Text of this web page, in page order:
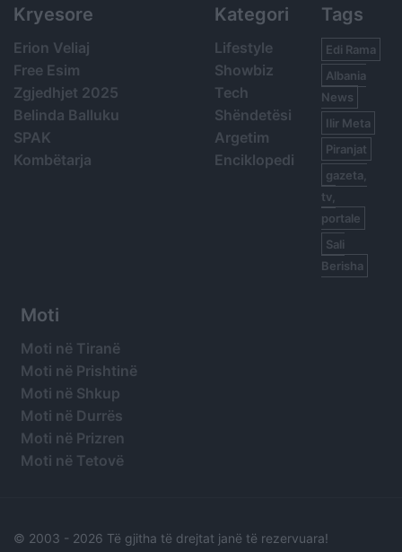
Kryesore
Erion Veliaj
Free Esim
Zgjedhjet 2025
Belinda Balluku
SPAK
Kombëtarja
Kategori
Lifestyle
Showbiz
Tech
Shëndetësi
Argetim
Enciklopedi
Tags
Edi Rama
Albania
News
Ilir Meta
Piranjat
gazeta,
tv,
portale
Sali
Berisha
Moti
Moti në Tiranë
Moti në Prishtinë
Moti në Shkup
Moti në Durrës
Moti në Prizren
Moti në Tetovë
© 2003 - 2026 Të gjitha të drejtat janë të rezervuara!